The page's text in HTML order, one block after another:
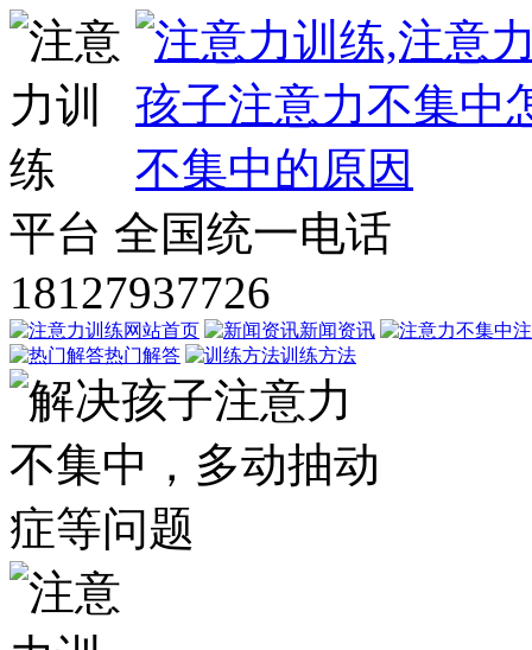
平台 全国统一电话
18127937726
网站首页 新闻资讯
热门解答
训练方法